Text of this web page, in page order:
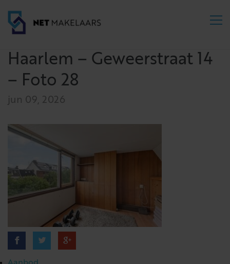
Haarlem – Geweerstraat 14
– Foto 28
jun 09, 2026